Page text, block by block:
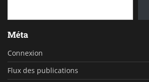
Méta
Connexion
Flux des publications